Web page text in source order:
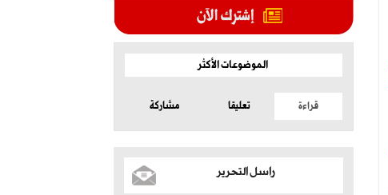
الموضوعات الأكثر
قراءة تعليقا مشاركة
راسل التحرير